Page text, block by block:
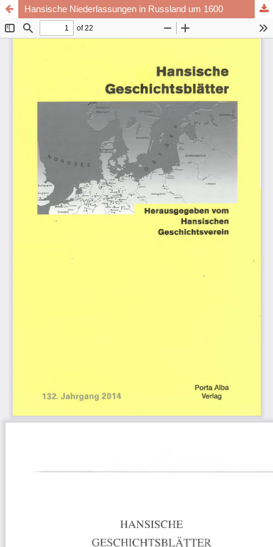
Hansische Niederlassungen in Russland um 1600